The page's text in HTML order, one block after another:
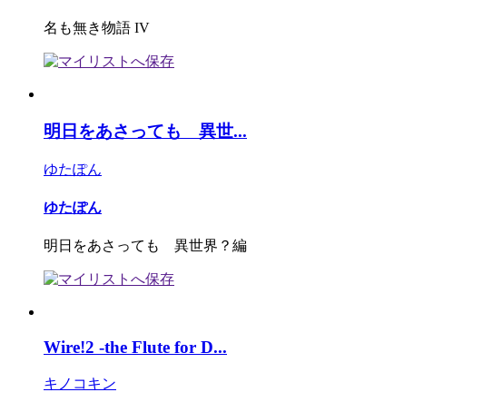
名も無き物語 IV
明日をあさっても 異世...
ゆたぽん
ゆたぽん
明日をあさっても 異世界？編
Wire!2 -the Flute for D...
キノコキン